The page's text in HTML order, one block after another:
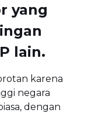
yang
lain.
karena
negara
dengan